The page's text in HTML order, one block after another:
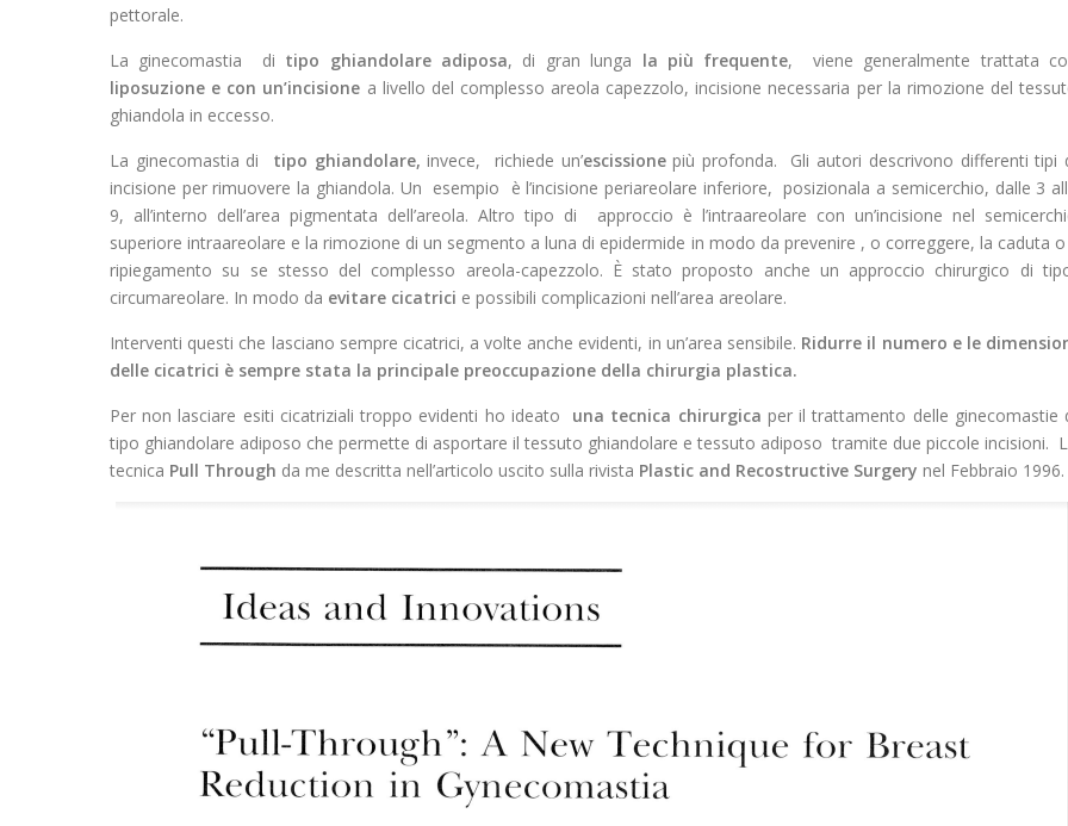
pettorale.
La ginecomastia di tipo ghiandolare adiposa, di gran lunga la più frequente, viene generalmente trattata
liposuzione e con un’incisione a livello del complesso areola capezzolo, incisione necessaria per la rimozione del
ghiandola in eccesso.
La ginecomastia di tipo ghiandolare,invece, richiede un’escissionepiù profonda. Gli autori descrivono differenti tipi
incisione per rimuovere la ghiandola. Un esempio è l’incisione periareolare inferiore, posizionala a semicerchio, dalle 3
9, all’interno dell’area pigmentata dell’areola. Altro tipo di approccio è l’intraareolare con un’incisione nel
superiore intraareolare e la rimozione di un segmento a luna di epidermide in modo da prevenire , o correggere, la caduta o
ripiegamento su se stesso del complesso areola-capezzolo. È stato proposto anche un approccio chirurgico di
circumareolare. In modo da evitare cicatrici e possibili complicazioni nell’area areolare.
Interventi questi che lasciano sempre cicatrici, a volte anche evidenti, in un’area sensibile. Ridurre il numero e le
delle cicatrici è sempre stata la principale preoccupazione della chirurgia plastica.
Per non lasciare esiti cicatriziali troppo evidenti ho ideato una tecnica chirurgica per il trattamento delle ginecomastie
tipo ghiandolare adiposo che permette di asportare il tessuto ghiandolare e tessuto adiposo tramite due piccole incisioni.
tecnica Pull Through da me descritta nell’articolo uscito sulla rivista Plastic and Recostructive Surgery nel Febbraio 1996.